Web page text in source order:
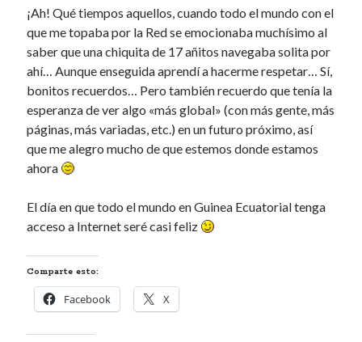
¡Ah! Qué tiempos aquellos, cuando todo el mundo con el
que me topaba por la Red se emocionaba muchísimo al
saber que una chiquita de 17 añitos navegaba solita por
ahí… Aunque enseguida aprendí a hacerme respetar… Sí,
bonitos recuerdos… Pero también recuerdo que tenía la
esperanza de ver algo «más global» (con más gente, más
páginas, más variadas, etc.) en un futuro próximo, así
que me alegro mucho de que estemos donde estamos
ahora
El día en que todo el mundo en Guinea Ecuatorial tenga
acceso a Internet seré casi feliz
Comparte esto:
Facebook X